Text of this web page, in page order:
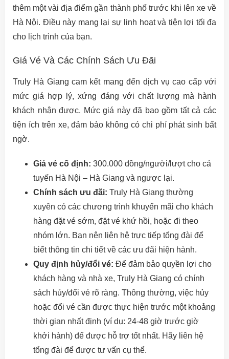
thêm một vài địa điểm gần thành phố trước khi lên xe về
Hà Nội. Điều này mang lại sự linh hoạt và tiện lợi tối đa
cho lịch trình của bạn.
Giá Vé Và Các Chính Sách Ưu Đãi
Truly Hà Giang cam kết mang đến dịch vụ cao cấp với
mức giá hợp lý, xứng đáng với chất lượng mà hành
khách nhận được. Mức giá này đã bao gồm tất cả các
tiện ích trên xe, đảm bảo không có chi phí phát sinh bất
ngờ.
Giá vé cố định: 300.000 đồng/người/lượt cho cả
tuyến Hà Nội – Hà Giang và ngược lại.
Chính sách ưu đãi: Truly Hà Giang thường
xuyên có các chương trình khuyến mãi cho khách
hàng đặt vé sớm, đặt vé khứ hồi, hoặc đi theo
nhóm lớn. Bạn nên liên hệ trực tiếp tổng đài để
biết thông tin chi tiết về các ưu đãi hiện hành.
Quy định hủy/đổi vé: Để đảm bảo quyền lợi cho
khách hàng và nhà xe, Truly Hà Giang có chính
sách hủy/đổi vé rõ ràng. Thông thường, việc hủy
hoặc đổi vé cần được thực hiện trước một khoảng
thời gian nhất định (ví dụ: 24-48 giờ trước giờ
khởi hành) để được hỗ trợ tốt nhất. Hãy liên hệ
tổng đài để được tư vấn cụ thể.